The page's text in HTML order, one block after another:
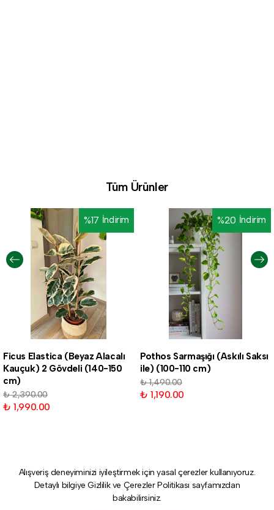
Alışveriş deneyiminizi iyileştirmek için yasal çerezler kullanıyoruz.
Detaylı bilgiyeGizlilik ve Çerezler Politikası sayfamızdan
bakabilirsiniz.
Tüm Ürünler
%17 İndirim
Ficus Elastica (Beyaz Alacalı
Kauçuk) 2 Gövdeli (140-150
cm)
₺ 2,390.00
₺ 1,990.00
%20 İndirim
Pothos Sarmaşığı (Askılı Saksı
ile) (100-110 cm)
₺ 1,490.00
₺ 1,190.00